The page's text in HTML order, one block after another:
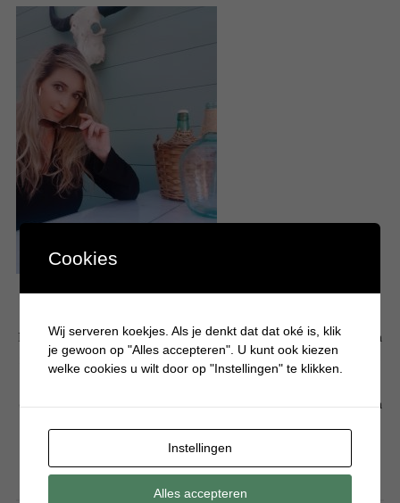
Hallo! Leuk dat je een kijkje komt nemen op mijn persoonlijke blog. Mijn
naam is Krystle en ben moeder van 3 drukke en eigenwijze jongens. Op
over jongensspeelgoed, knutselen, eten, alles wat typisch jongens is en
hoe het is om een jongensmoeder te zijn. Liefs Krystle
Cookies
Wij serveren koekjes. Als je denkt dat dat oké is, klik
je gewoon op "Alles accepteren". U kunt ook kiezen
welke cookies u wilt door op "Instellingen" te klikken.
Instellingen
Alles accepteren